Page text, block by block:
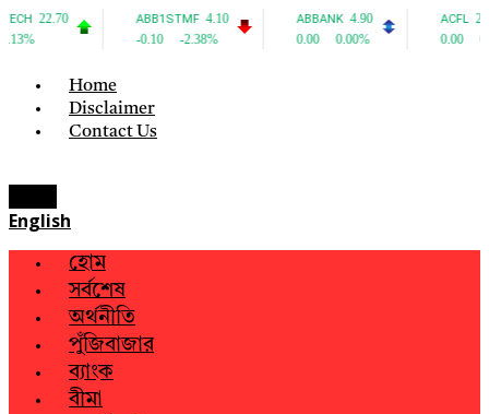
Home
Disclaimer
Contact Us
English
হোম
সর্বশেষ
অর্থনীতি
পুঁজিবাজার
ব্যাংক
বীমা